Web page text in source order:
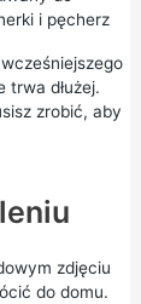
i pęcherz
trwa dłużej.
zrobić, aby
zdjęciu
do domu.